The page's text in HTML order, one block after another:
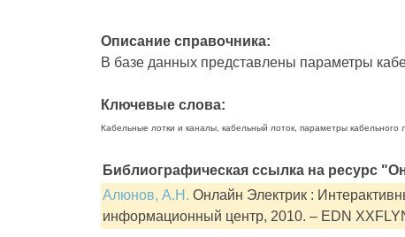
Описание справочника:
В базе данных представлены параметры
Ключевые слова:
Кабельные лотки и каналы, кабельный лоток, параметры
Библиографическая ссылка на ресурс
Алюнов, А.Н. Онлайн Электрик :
информационный центр, 2010. – EDN